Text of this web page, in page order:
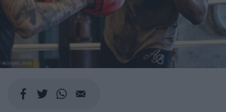
@GIANNIS_AN34